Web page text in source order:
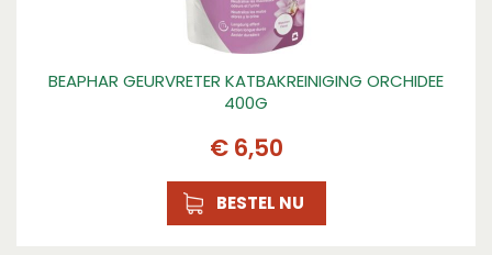
BEAPHAR GEURVRETER KATBAKREINIGING ORCHIDEE
400G
€ 6,50
BESTEL NU